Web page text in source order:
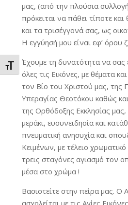
Εναλλαγή Μεγέθους Γραμμάτων
μας, (από την πλούσια
πρόκειται να πάθει τίποτε και
και τα τρισέγγονά σας, ως
Η εγγύησή μου είναι εφ’ όρου
Έχουμε τη δυνατότητα να σας
όλες τις Εικόνες, με θέματα
τον Βίο του Χριστού μας, της
Υπεραγίας Θεοτόκου καθώς
της Ορθόδοξης Εκκλησίας μας,
μεράκι, ευσυνειδησία και
πνευματική ανησυχία και
Κειμένων, με τέλειο
τρεις σταγόνες αγιασμό τον
μέσα στο χρώμα !
Βασιστείτε στην πείρα μας. Ο
ασχολείται με τις Αγίες